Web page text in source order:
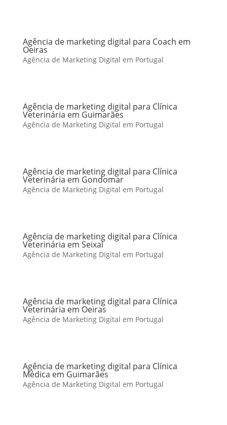
Agência de marketing digital para Coach em
Oeiras
Agência de Marketing Digital em Portugal
Agência de marketing digital para Clínica
Veterinária em Guimarães
Agência de Marketing Digital em Portugal
Agência de marketing digital para Clínica
Veterinária em Gondomar
Agência de Marketing Digital em Portugal
Agência de marketing digital para Clínica
Veterinária em Seixal
Agência de Marketing Digital em Portugal
Agência de marketing digital para Clínica
Veterinária em Oeiras
Agência de Marketing Digital em Portugal
Agência de marketing digital para Clínica
Médica em Guimarães
Agência de Marketing Digital em Portugal